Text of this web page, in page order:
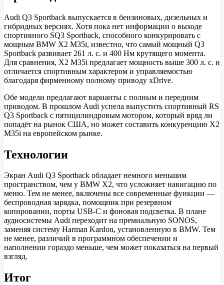
Audi Q3 Sportback выпускается в бензиновых, дизельных и
гибридных версиях. Хотя пока нет информации о выходе
спортивного SQ3 Sportback, способного конкурировать с
мощным BMW X2 M35i, известно, что самый мощный Q3
Sportback развивает 261 л. с. и 400 Нм крутящего момента.
Для сравнения, X2 M35i предлагает мощность выше 300 л. с. и
отличается спортивным характером и управляемостью
благодаря фирменному полному приводу xDrive.
Обе модели предлагают варианты с полным и передним
приводом. В прошлом Audi успела выпустить спортивный RS
Q3 Sportback с пятицилиндровым мотором, который вряд ли
попадёт на рынок США, но может составить конкуренцию X2
M35i на европейском рынке.
Технологии
Экран Audi Q3 Sportback обладает немного меньшим
пространством, чем у BMW X2, что усложняет навигацию по
меню. Тем не менее, включены все современные функции —
беспроводная зарядка, помощник при резервном
копировании, порты USB-C и фоновая подсветка. В плане
аудиосистемы Audi переходит на премиальную SONOS,
заменяя систему Harman Kardon, установленную в BMW. Тем
не менее, различий в программном обеспечении и
наполнении гораздо меньше, чем может показаться на первый
взгляд.
Итог